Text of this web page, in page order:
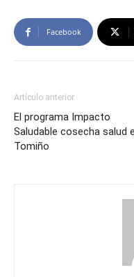
Facebook
Artículo anterior
El programa Impacto
Saludable cosecha salud
Tomiño